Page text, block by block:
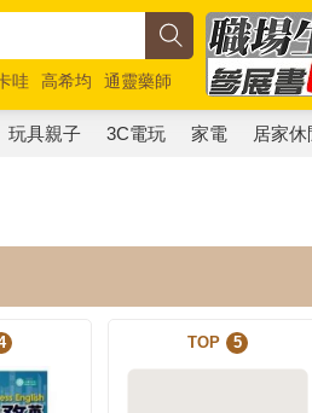
哇 高希均
通靈藥師
玩具親子 3C電玩 家電 居家休
TOP 5